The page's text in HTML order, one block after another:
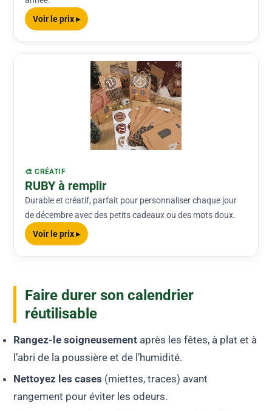
Voir le prix ▸
🎨 CRÉATIF
RUBY à remplir
Durable et créatif, parfait pour personnaliser chaque jour
de décembre avec des petits cadeaux ou des mots doux.
Voir le prix ▸
Faire durer son calendrier
réutilisable
Rangez-le soigneusement après les fêtes, à plat et à
l’abri de la poussière et de l’humidité.
Nettoyez les cases (miettes, traces) avant
rangement pour éviter les odeurs.